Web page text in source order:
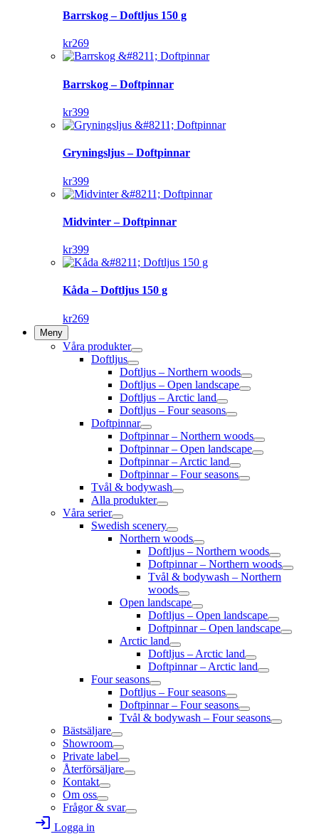
Barrskog – Doftljus 150 g
kr269
Barrskog – Doftpinnar
kr399
Gryningsljus – Doftpinnar
kr399
Midvinter – Doftpinnar
kr399
Kåda – Doftljus 150 g
kr269
Meny
Våra produkter
Doftljus
Doftljus – Northern woods
Doftljus – Open landscape
Doftljus – Arctic land
Doftljus – Four seasons
Doftpinnar
Doftpinnar – Northern woods
Doftpinnar – Open landscape
Doftpinnar – Arctic land
Doftpinnar – Four seasons
Tvål & bodywash
Alla produkter
Våra serier
Swedish scenery
Northern woods
Doftljus – Northern woods
Doftpinnar – Northern woods
Tvål & bodywash – Northern
woods
Open landscape
Doftljus – Open landscape
Doftpinnar – Open landscape
Arctic land
Doftljus – Arctic land
Doftpinnar – Arctic land
Four seasons
Doftljus – Four seasons
Doftpinnar – Four seasons
Tvål & bodywash – Four seasons
Bästsäljare
Showroom
Private label
Återförsäljare
Kontakt
Om oss
Frågor & svar
login Logga in